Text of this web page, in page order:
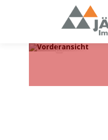
Zurück